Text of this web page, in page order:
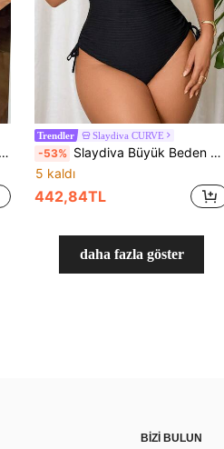
Trendler Slaydiva CURVE
-53% Slaydiva Büyük Beden Kadın Plaj Tatil Askılı İçi Boş Bağcıklı Tek Parça Mayo
5 kaldı
442,84TL
daha fazla göster
BİZİ BULUN